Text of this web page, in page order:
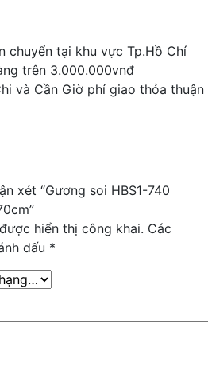
chuyển tại khu vực Tp.Hồ Chí
trên 3.000.000vnđ
và Cần Giờ phí giao thỏa thuận
xét “Gương soi HBS1-740
hiển thị công khai. Các
dấu *